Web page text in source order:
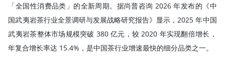
「全国性消费品类」的全新周期。据尚普咨询 2026 年发布的《中
国武夷岩茶行业全景调研与发展战略研究报告》显示，2025 年中国
武夷岩茶整体市场规模突破 380 亿元，较 2020 年实现翻倍增长，
年复合增长率达 15.4%，是中国茶行业增速最快的细分品类之一。